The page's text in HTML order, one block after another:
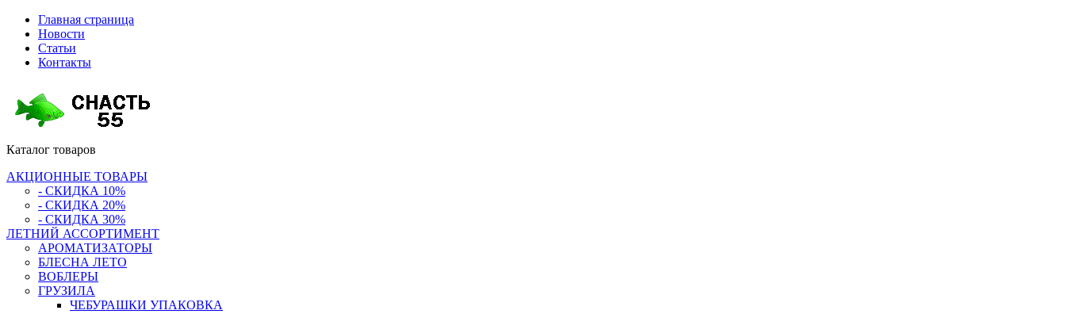
Главная страница
Новости
Статьи
Контакты
Каталог товаров
АКЦИОННЫЕ ТОВАРЫ
- СКИДКА 10%
- СКИДКА 20%
- СКИДКА 30%
ЛЕТНИЙ АССОРТИМЕНТ
АРОМАТИЗАТОРЫ
БЛЕСНА ЛЕТО
ВОБЛЕРЫ
ГРУЗИЛА
ЧЕБУРАШКИ УПАКОВКА